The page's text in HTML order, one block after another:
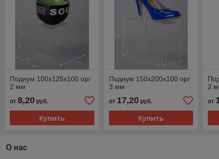
Подиум 100х125х100 орг
2 мм
от 8,20 руб.
Купить
Подиум 150х200х100 орг
3 мм
от 17,20руб.
Купить
2
от
О нас